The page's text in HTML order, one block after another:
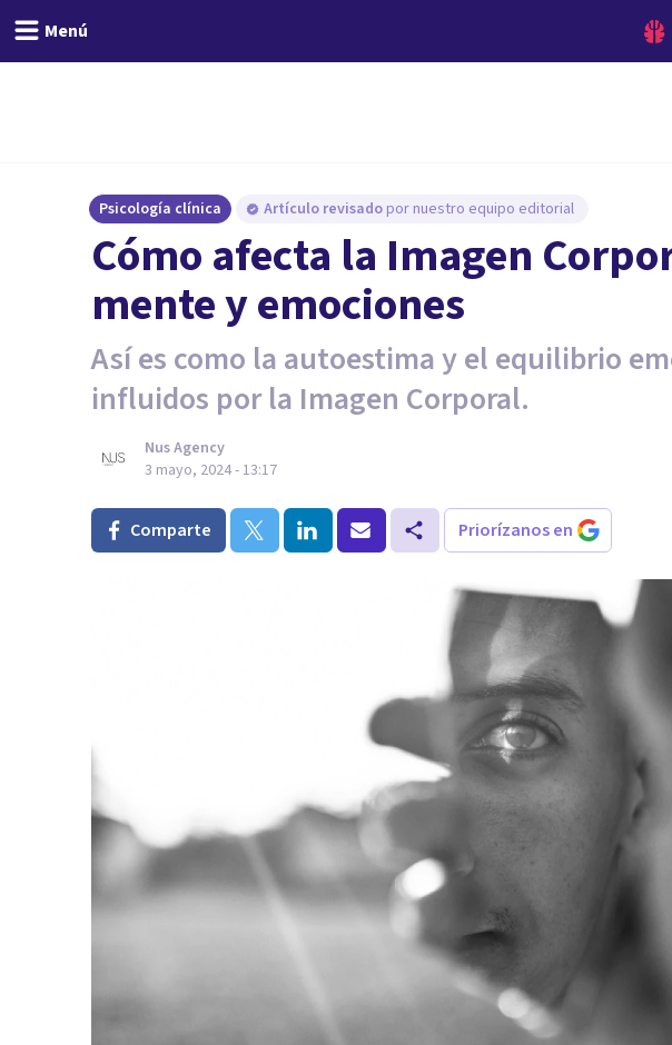
Menú
Psicología clínica Artículo revisado por nuestro equipo editorial
Cómo afecta la Imagen
mente y emociones
Así es como la autoestima y el equilibrio
influidos por la Imagen Corporal.
Nus Agency
3 mayo, 2024 - 13:17
Comparte Priorízanos en